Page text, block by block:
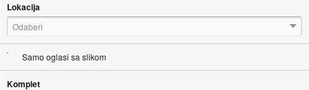
Lokacija
Odaberi
Samo oglasi sa slikom
Komplet